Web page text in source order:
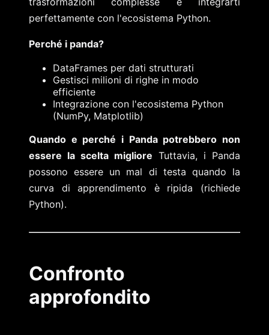
perfettamente con l'ecosistema Python.
Perché i panda?
DataFrames per dati strutturati
Gestisci milioni di righe in modo
efficiente
Integrazione con l'ecosistema Python
(NumPy, Matplotlib)
Quando e perché i Panda potrebbero non
essere la scelta migliore Tuttavia, i Panda
possono essere un mal di testa quando la
curva di apprendimento è ripida (richiede
Python).
Confronto
approfondito